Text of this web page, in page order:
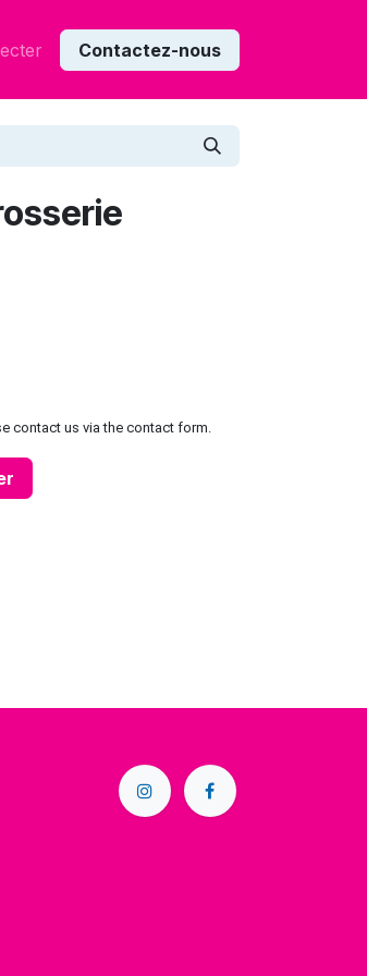
Contactez-nous
contact us via the contact form.